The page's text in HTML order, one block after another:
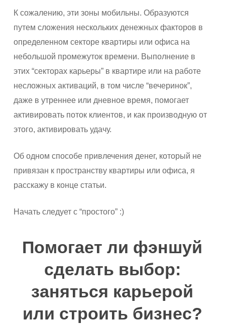
К сожалению, эти зоны мобильны. Образуются
путем сложения нескольких денежных факторов в
определенном секторе квартиры или офиса на
небольшой промежуток времени. Выполнение в
этих “секторах карьеры” в квартире или на работе
несложных активаций, в том числе “вечеринок”,
даже в утреннее или дневное время, помогает
активировать поток клиентов, и как производную от
этого, активировать удачу.
Об одном способе привлечения денег, который не
привязан к пространству квартиры или офиса, я
расскажу в конце статьи.
Начать следует с “простого” :)
Помогает ли фэншуй
сделать выбор:
заняться карьерой
или строить бизнес?